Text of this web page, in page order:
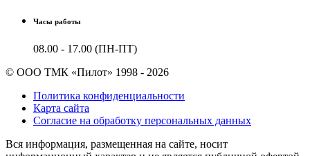
Часы работы
08.00 - 17.00 (ПН-ПТ)
© ООО ТМК «Пилот» 1998 - 2026
Политика конфиденциальности
Карта сайта
Согласие на обработку персональных данных
Вся информация, размещенная на сайте, носит